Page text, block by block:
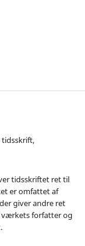
tidsskrift,
tidsskriftet ret til
er omfattet af
giver andre ret
værkets forfatter og